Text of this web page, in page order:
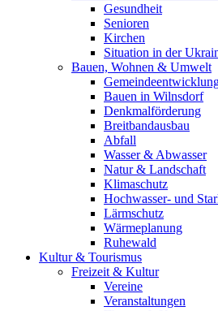
Gesundheit
Senioren
Kirchen
Situation in der
Bauen, Wohnen & Umwelt
Bauen in Wilnsdorf
Denkmalförderung
Breitbandausbau
Abfall
Wasser & Abwasser
Natur & Landschaft
Klimaschutz
Hochwasser- und
Lärmschutz
Wärmeplanung
Ruhewald
Kultur & Tourismus
Freizeit & Kultur
Vereine
Veranstaltungen